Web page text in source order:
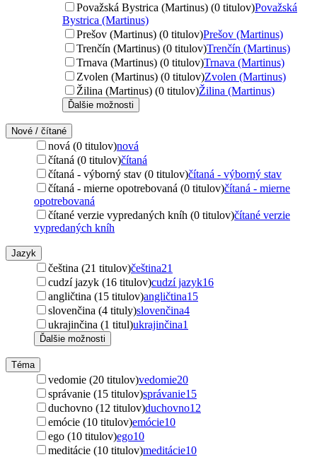
Považská Bystrica (Martinus) (0 titulov)Považská
Bystrica (Martinus)
Prešov (Martinus) (0 titulov)Prešov (Martinus)
Trenčín (Martinus) (0 titulov)Trenčín (Martinus)
Trnava (Martinus) (0 titulov)Trnava (Martinus)
Zvolen (Martinus) (0 titulov)Zvolen (Martinus)
Žilina (Martinus) (0 titulov)Žilina (Martinus)
Ďalšie možnosti
Nové / čítané
nová (0 titulov)nová
čítaná (0 titulov)čítaná
čítaná - výborný stav (0 titulov)čítaná - výborný stav
čítaná - mierne opotrebovaná (0 titulov)čítaná - mierne
opotrebovaná
čítané verzie vypredaných kníh (0 titulov)čítané verzie
vypredaných kníh
Jazyk
čeština (21 titulov)čeština21
cudzí jazyk (16 titulov)cudzí jazyk16
angličtina (15 titulov)angličtina15
slovenčina (4 tituly)slovenčina4
ukrajinčina (1 titul)ukrajinčina1
Ďalšie možnosti
Téma
vedomie (20 titulov)vedomie20
správanie (15 titulov)správanie15
duchovno (12 titulov)duchovno12
emócie (10 titulov)emócie10
ego (10 titulov)ego10
meditácie (10 titulov)meditácie10